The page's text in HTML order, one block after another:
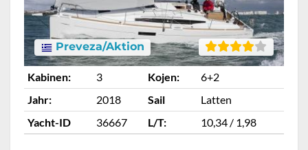
Preveza/Aktion
Kabinen: 3 Kojen:
6+2
Jahr:
2018 Sail
Latten
Yacht-ID
36667 L/T: 10,34 / 1,98